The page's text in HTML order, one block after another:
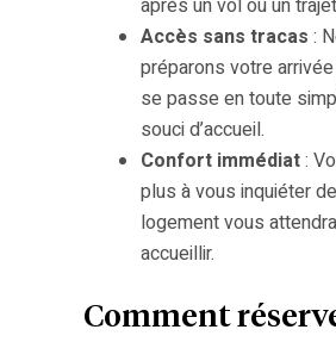
après un vol ou un
Accès sans tracas :
préparons votre arrivée
se passe en toute
souci d’accueil.
Confort immédiat:
plus à vous inquiéter
logement vous
accueillir.
Comment